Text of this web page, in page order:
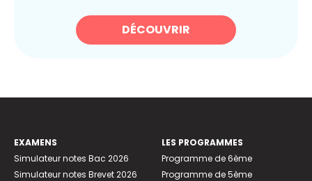
DÉCOUVRIR
EXAMENS
Simulateur notes Bac 2026
Simulateur notes Brevet 2026
LES PROGRAMMES
Programme de 6ème
Programme de 5ème